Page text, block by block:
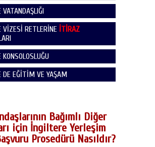
VATANDAŞLIĞI
VİZESİ RETLERİNE İTİRAZ
KONSOLOSLUĞU
DE EĞİTİM VE YAŞAM
Bağımlı Diğer
için İngiltere Yerleşim
Prosedürü Nasıldır?